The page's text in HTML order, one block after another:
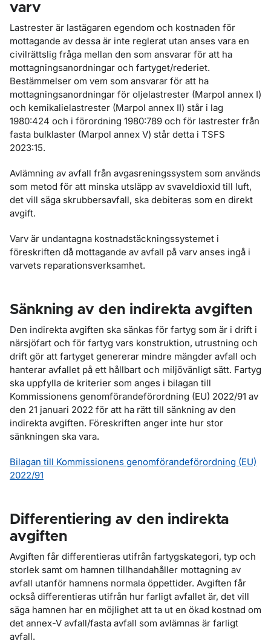
varv
Lastrester är lastägaren egendom och kostnaden för
mottagande av dessa är inte reglerat utan anses vara en
civilrättslig fråga mellan den som ansvarar för att ha
mottagningsanordningar och fartyget/rederiet.
Bestämmelser om vem som ansvarar för att ha
mottagningsanordningar för oljelastrester (Marpol annex I)
och kemikalielastrester (Marpol annex II) står i lag
1980:424 och i förordning 1980:789 och för lastrester från
fasta bulklaster (Marpol annex V) står detta i TSFS
2023:15.
Avlämning av avfall från avgasreningssystem som används
som metod för att minska utsläpp av svaveldioxid till luft,
det vill säga skrubbersavfall, ska debiteras som en direkt
avgift.
Varv är undantagna kostnadstäckningssystemet i
föreskriften då mottagande av avfall på varv anses ingå i
varvets reparationsverksamhet.
Sänkning av den indirekta avgiften
Den indirekta avgiften ska sänkas för fartyg som är i drift i
närsjöfart och för fartyg vars konstruktion, utrustning och
drift gör att fartyget genererar mindre mängder avfall och
hanterar avfallet på ett hållbart och miljövänligt sätt. Fartyg
ska uppfylla de kriterier som anges i bilagan till
Kommissionens genomförandeförordning (EU) 2022/91 av
den 21 januari 2022 för att ha rätt till sänkning av den
indirekta avgiften. Föreskriften anger inte hur stor
sänkningen ska vara.
Bilagan till Kommissionens genomförandeförordning (EU)
2022/91
Differentiering av den indirekta
avgiften
Avgiften får differentieras utifrån fartygskategori, typ och
storlek samt om hamnen tillhandahåller mottagning av
avfall utanför hamnens normala öppettider. Avgiften får
också differentieras utifrån hur farligt avfallet är, det vill
säga hamnen har en möjlighet att ta ut en ökad kostnad om
det annex-V avfall/fasta avfall som avlämnas är farligt
avfall.